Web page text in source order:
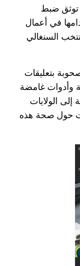
توثق ضبط
في أعمال
السنغالي
بتعليقات
وأدوات غامضة
إلى الولايات
حول صحة هذه